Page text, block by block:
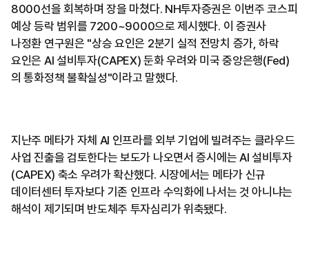
8000선을 회복하며 장을 마쳤다. NH투자증권은 이번주 코스피
예상 등락 범위를 7200~9000으로 제시했다. 이 증권사
나정환 연구원은 "상승 요인은 2분기 실적 전망치 증가, 하락
요인은 AI 설비투자(CAPEX) 둔화 우려와 미국 중앙은행(Fed)
의 통화정책 불확실성"이라고 말했다.
지난주 메타가 자체 AI 인프라를 외부 기업에 빌려주는 클라우드
사업 진출을 검토한다는 보도가 나오면서 증시에는 AI 설비투자
(CAPEX) 축소 우려가 확산했다. 시장에서는 메타가 신규
데이터센터 투자보다 기존 인프라 수익화에 나서는 것 아니냐는
해석이 제기되며 반도체주 투자심리가 위축됐다.